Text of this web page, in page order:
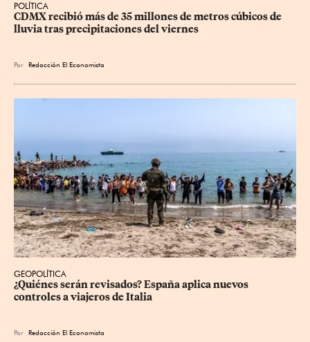
POLÍTICA
CDMX recibió más de 35 millones de metros cúbicos de
lluvia tras precipitaciones del viernes
Por Redacción El Economista
GEOPOLÍTICA
¿Quiénes serán revisados? España aplica nuevos
controles a viajeros de Italia
Por Redacción El Economista